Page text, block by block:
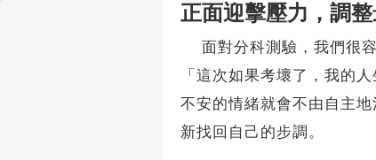
正面迎擊壓力，調
面對分科測驗，我們很容
「這次如果考壞了，我的
不安的情緒就會不由自主
新找回自己的步調。